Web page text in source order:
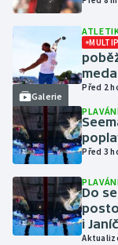
Golf
Gymnastika
Házená
Judo
Galerie
Před 2
Před 3
Do
i